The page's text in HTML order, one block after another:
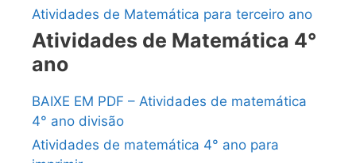
Atividades de Matemática para terceiro ano
Atividades de Matemática 4°
ano
BAIXE EM PDF – Atividades de matemática
4° ano divisão
Atividades de matemática 4° ano para